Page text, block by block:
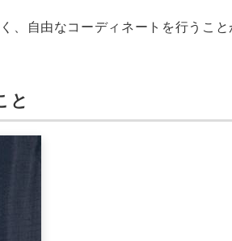
、自由なコーディネートを行うこと
と